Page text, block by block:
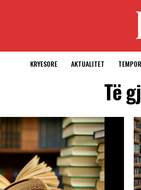
KRYESORE AKTUALITET
Të